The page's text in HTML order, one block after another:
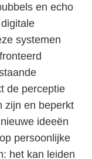
en echo
systemen
de perceptie
zijn en beperkt
ideeën
persoonlijke
het kan leiden